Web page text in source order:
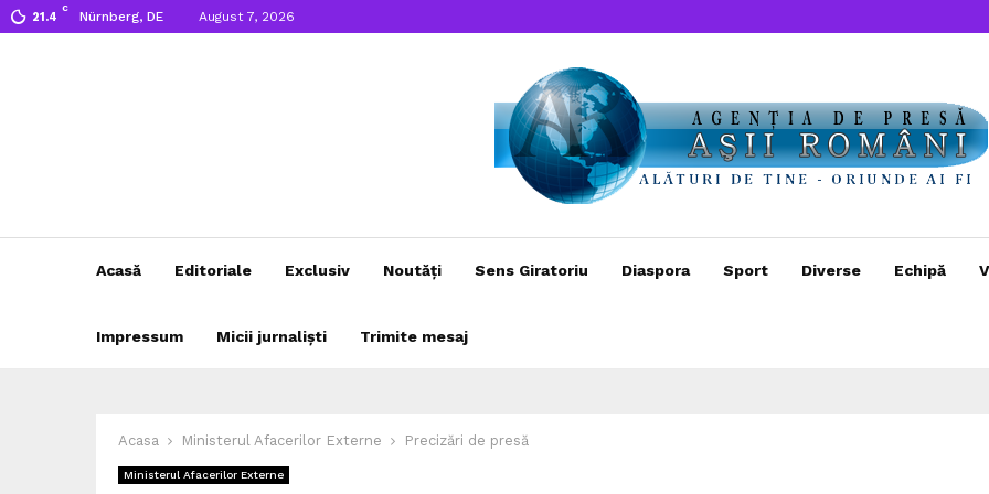
21.4
C
Nürnberg, DE August 7, 2026
Acasă Editoriale Exclusiv Noutăți Sens Giratoriu Diaspora Sport Diverse Echipă
Impressum Micii jurnaliști Trimite mesaj
Acasa Ministerul Afacerilor Externe Precizări de presă
Ministerul Afacerilor Externe